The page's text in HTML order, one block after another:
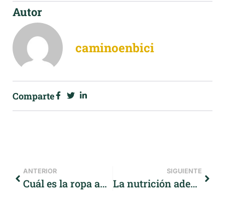
Autor
caminoenbici
Comparte
ANTERIOR
Cuál es la ropa adecuada para montar en bici
SIGUIENTE
La nutrición adecuada durante un viaje en bicicleta